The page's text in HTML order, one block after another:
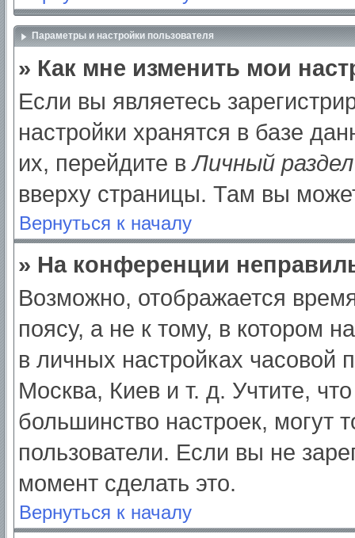
Параметры и настройки пользователя
» Как мне изменить мои
Если вы являетесь
настройки хранятся в базе
их, перейдите вЛичный раздел
вверху страницы. Там вы
Вернуться к началу
» На конференции
Возможно, отображается
поясу, а не к тому, в котором
в личных настройках часовой
Москва, Киев и т. д. Учтите,
большинство настроек, могут
пользователи. Если вы не
момент сделать это.
Вернуться к началу